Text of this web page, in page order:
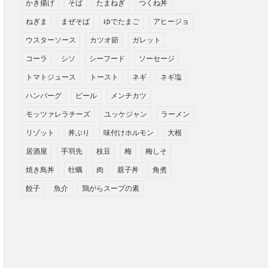
かき揚げ そば たまねぎ つくね丼
ねぎま まぜそば ゆでたまご アヒージョ
ウスターソース カツオ節 ガレット
コーラ シソ シーフード ソーセージ
トマトジュース トースト ネギ ネギ塩
ハンバーグ ビール メンチカツ
モッツァレラチーズ ユッケジャン ラーメン
リゾット 丼ぶり 味付けホルモン 大根
居酒屋 手羽先 枝豆 梅 梅しそ
焼き鳥丼 牡蠣 肉 親子丼 角煮
餃子 魚介 鶏がらスープの素